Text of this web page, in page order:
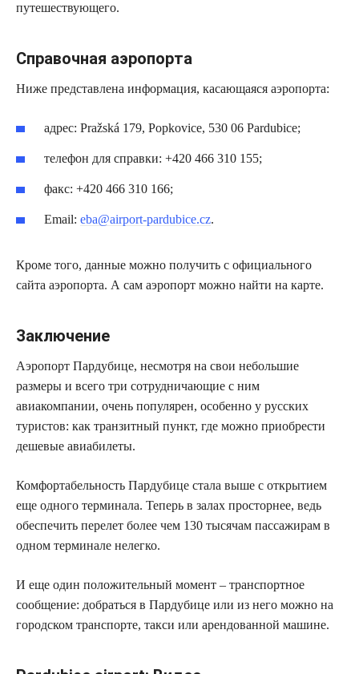
путешествующего.
Справочная аэропорта
Ниже представлена информация, касающаяся аэропорта:
адрес: Pražská 179, Popkovice, 530 06 Pardubice;
телефон для справки: +420 466 310 155;
факс: +420 466 310 166;
Email:eba@airport-pardubice.cz.
Кроме того, данные можно получить с официального
сайта аэропорта. А сам аэропорт можно найти на карте.
Заключение
Аэропорт Пардубице, несмотря на свои небольшие
размеры и всего три сотрудничающие с ним
авиакомпании, очень популярен, особенно у русских
туристов: как транзитный пункт, где можно приобрести
дешевые авиабилеты.
Комфортабельность Пардубице стала выше с открытием
еще одного терминала. Теперь в залах просторнее, ведь
обеспечить перелет более чем 130 тысячам пассажирам в
одном терминале нелегко.
И еще один положительный момент – транспортное
сообщение: добраться в Пардубице или из него можно на
городском транспорте, такси или арендованной машине.